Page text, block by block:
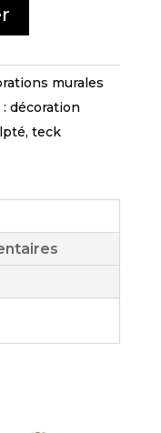
murales
décoration
, teck